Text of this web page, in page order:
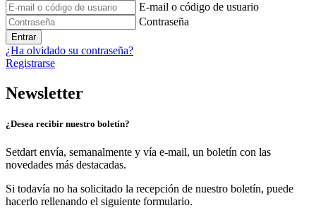
E-mail o código de usuario
Contraseña
Entrar
¿Ha olvidado su contraseña?
Registrarse
Newsletter
¿Desea recibir nuestro boletín?
Setdart envía, semanalmente y vía e-mail, un boletín con las
novedades más destacadas.
Si todavía no ha solicitado la recepción de nuestro boletín, puede
hacerlo rellenando el siguiente formulario.